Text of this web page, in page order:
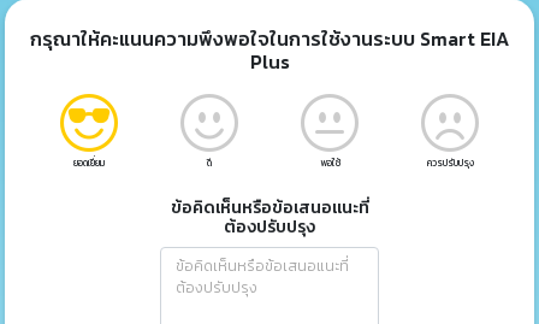
กรุณาให้คะแนนความพึงพอใจในการใช้งานระบบ Smart EIA
Plus
ยอดเยี่ยม ดี พอใช้ ควรปรับปรุง
ข้อคิดเห็นหรือข้อเสนอแนะที่
ต้องปรับปรุง